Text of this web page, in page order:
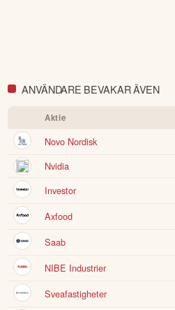
ANVÄNDARE BEVAKAR ÄVEN
Aktie
Novo Nordisk
Nvidia
Investor
Axfood
Saab
NIBE Industrier
Sveafastigheter